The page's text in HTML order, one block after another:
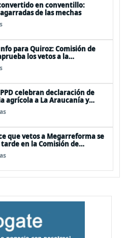
en conventillo:
de las mechas
para Quiroz: Comisión de
los vetos a la
celebran declaración de
agrícola a La Araucanía y
ayudas económicas a
que vetos a Megarreforma se
en la Comisión de